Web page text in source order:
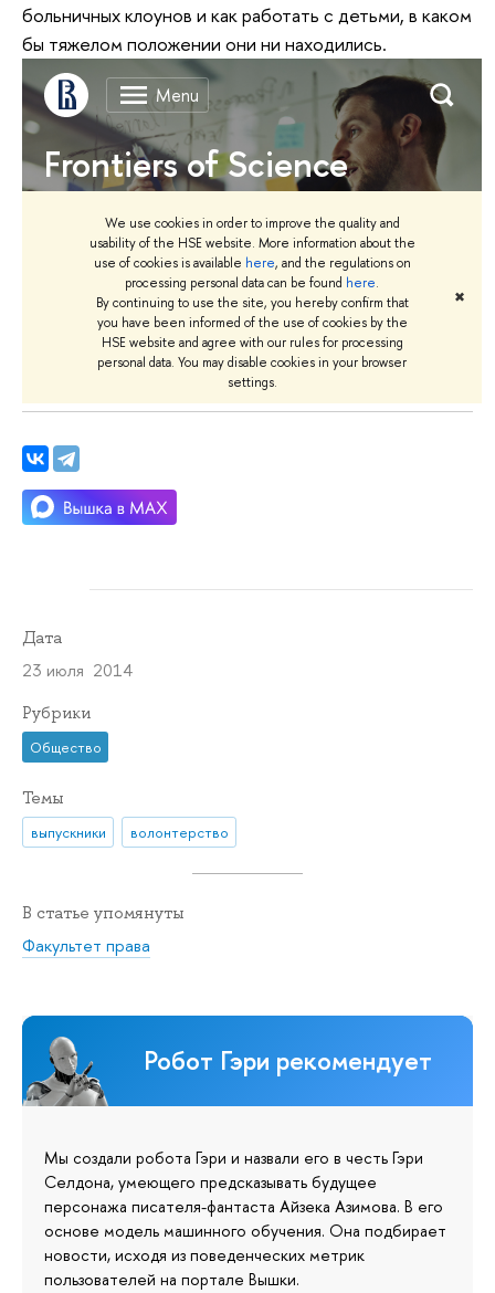
больничных клоунов и как работать с детьми, в каком
бы тяжелом положении они ни находились.
Дата
23 июля 2014
Рубрики
Общество
Темы
выпускники волонтерство
В статье упомянуты
Факультет права
Робот Гэри рекомендует
Мы создали робота Гэри и назвали его в честь Гэри
Селдона, умеющего предсказывать будущее
персонажа писателя-фантаста Айзека Азимова. В его
основе модель машинного обучения. Она подбирает
новости, исходя из поведенческих метрик
пользователей на портале Вышки.